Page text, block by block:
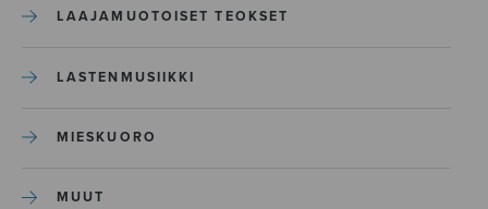
LAAJAMUOTOISET TEOKSET
LASTENMUSIIKKI
MIESKUORO
MUUT